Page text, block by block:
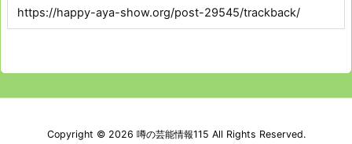
Copyright © 2026 噂の芸能情報115 All Rights Reserved.